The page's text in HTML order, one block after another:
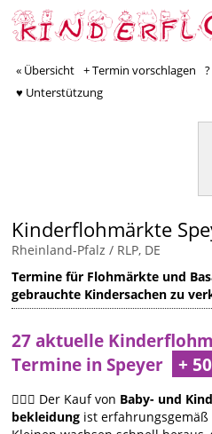
« Übersicht + Termin vorschlagen
♥ Unterstützung
Kinderflohmärkte
Rheinland-Pfalz / RLP, DE
Termine für Flohmärkte und
gebrauchte Kindersachen zu
27 aktuelle
Termine in Speyer
🙋🏻‍♀️ Der Kauf von Baby- und
bekleidung ist